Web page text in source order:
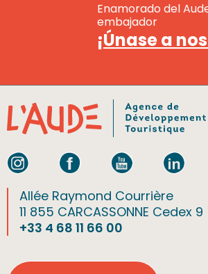
Enamorado del
embajador
¡Únase a
Allée Raymond Courrière
11 855 CARCASSONNE Cedex 9
+33 4 68 11 66 00